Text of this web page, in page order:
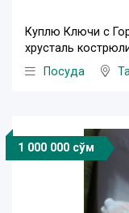
Куплю Ключи с
хрусталь
Посуда
1 000 000 сўм